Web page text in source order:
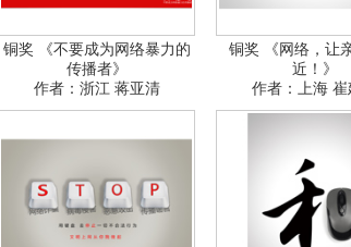
铜奖 《不要成为网络暴力的
传播者》
作者：浙江 蒋亚清
铜奖 《网络，让
近！》
作者：上海 崔